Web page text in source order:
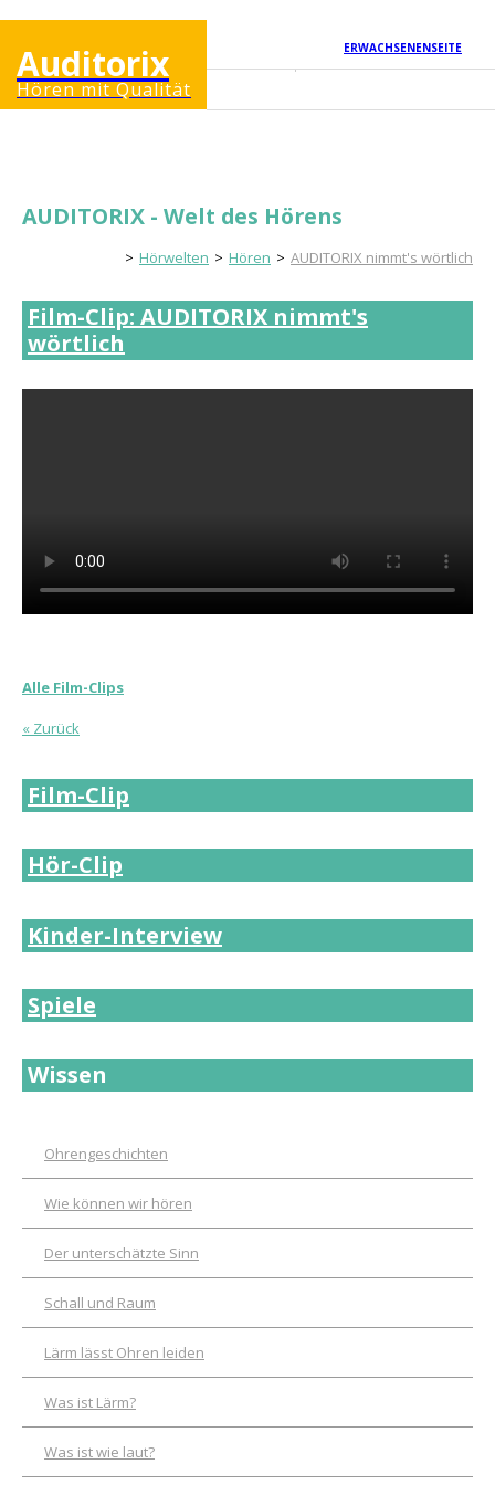
ERWACHSENENSEITE
Auditorix
Hören mit Qualität
AUDITORIX - Welt des Hörens
KinderseiteHörwelten Hören AUDITORIX nimmt's wörtlich
Film-Clip: AUDITORIX nimmt's
wörtlich
Alle Film-Clips
« Zurück
Film-Clip
Hör-Clip
Kinder-Interview
Spiele
Wissen
Ohrengeschichten
Wie können wir hören
Der unterschätzte Sinn
Schall und Raum
Lärm lässt Ohren leiden
Was ist Lärm?
Was ist wie laut?